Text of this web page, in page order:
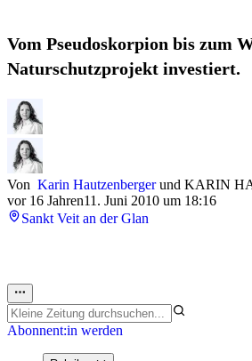
Vom Pseudoskorpion bis zum
Naturschutzprojekt investiert.
Von Karin Hautzenbergerund KARIN
vor 16 Jahren11. Juni 2010 um 18:16
Sankt Veit an der Glan
Abonnent:in werden